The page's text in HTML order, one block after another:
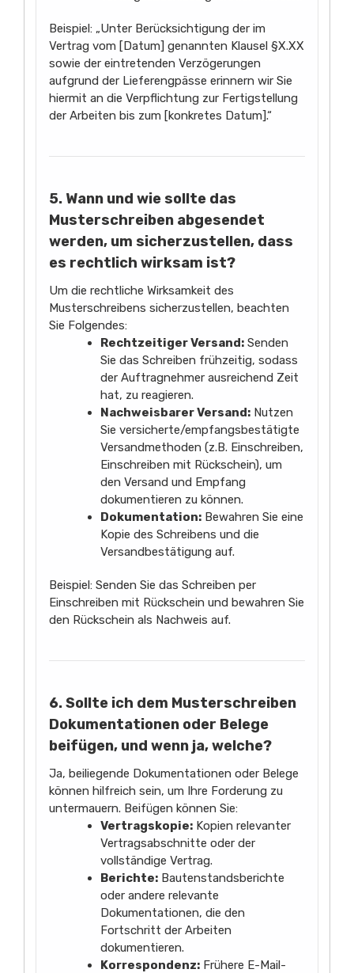
Beispiel: „Unter Berücksichtigung der im
Vertrag vom [Datum] genannten Klausel §X.XX
sowie der eintretenden Verzögerungen
aufgrund der Lieferengpässe erinnern wir Sie
hiermit an die Verpflichtung zur Fertigstellung
der Arbeiten bis zum [konkretes Datum].“
5. Wann und wie sollte das
Musterschreiben abgesendet
werden, um sicherzustellen, dass
es rechtlich wirksam ist?
Um die rechtliche Wirksamkeit des
Musterschreibens sicherzustellen, beachten
Sie Folgendes:
Rechtzeitiger Versand: Senden
Sie das Schreiben frühzeitig, sodass
der Auftragnehmer ausreichend Zeit
hat, zu reagieren.
Nachweisbarer Versand: Nutzen
Sie versicherte/empfangsbestätigte
Versandmethoden (z.B. Einschreiben,
Einschreiben mit Rückschein), um
den Versand und Empfang
dokumentieren zu können.
Dokumentation: Bewahren Sie eine
Kopie des Schreibens und die
Versandbestätigung auf.
Beispiel: Senden Sie das Schreiben per
Einschreiben mit Rückschein und bewahren Sie
den Rückschein als Nachweis auf.
6. Sollte ich dem Musterschreiben
Dokumentationen oder Belege
beifügen, und wenn ja, welche?
Ja, beiliegende Dokumentationen oder Belege
können hilfreich sein, um Ihre Forderung zu
untermauern. Beifügen können Sie:
Vertragskopie: Kopien relevanter
Vertragsabschnitte oder der
vollständige Vertrag.
Berichte: Bautenstandsberichte
oder andere relevante
Dokumentationen, die den
Fortschritt der Arbeiten
dokumentieren.
Korrespondenz: Frühere E-Mail-